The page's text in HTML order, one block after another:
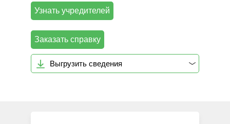
Узнать учредителей
Заказать справку
Выгрузить сведения